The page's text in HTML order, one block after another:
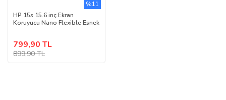
HP 15s 15.6 inç Ekran
Koruyucu Nano Flexible Esnek
799,90 TL
899,90 TL
%11